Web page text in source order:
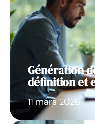
Génération
définition et
11 mars 2026